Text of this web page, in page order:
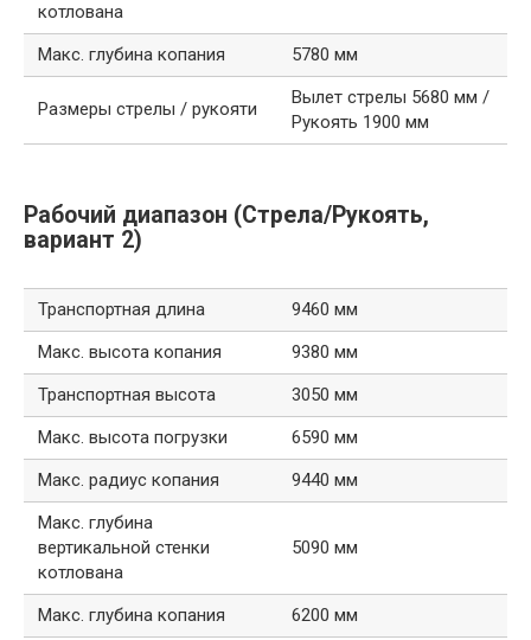
котлована
Макс. глубина копания 5780 мм
Размеры стрелы / рукояти
Вылет стрелы 5680 мм /
Рукоять 1900 мм
Рабочий диапазон (Стрела/Рукоять,
вариант 2)
Транспортная длина
9460 мм
Макс. высота копания
9380 мм
Транспортная высота
3050 мм
Макс. высота погрузки
6590 мм
Макс. радиус копания
9440 мм
Макс. глубина
вертикальной стенки
котлована
5090 мм
Макс. глубина копания 6200 мм